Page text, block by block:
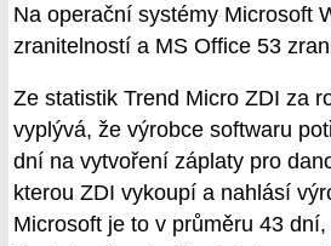
Na operační systémy Microsoft
zranitelností a MS Office 53
Ze statistik Trend Micro ZDI za
vyplývá, že výrobce softwaru
dní na vytvoření záplaty pro
kterou ZDI vykoupí a nahlásí
Microsoft je to v průměru 43